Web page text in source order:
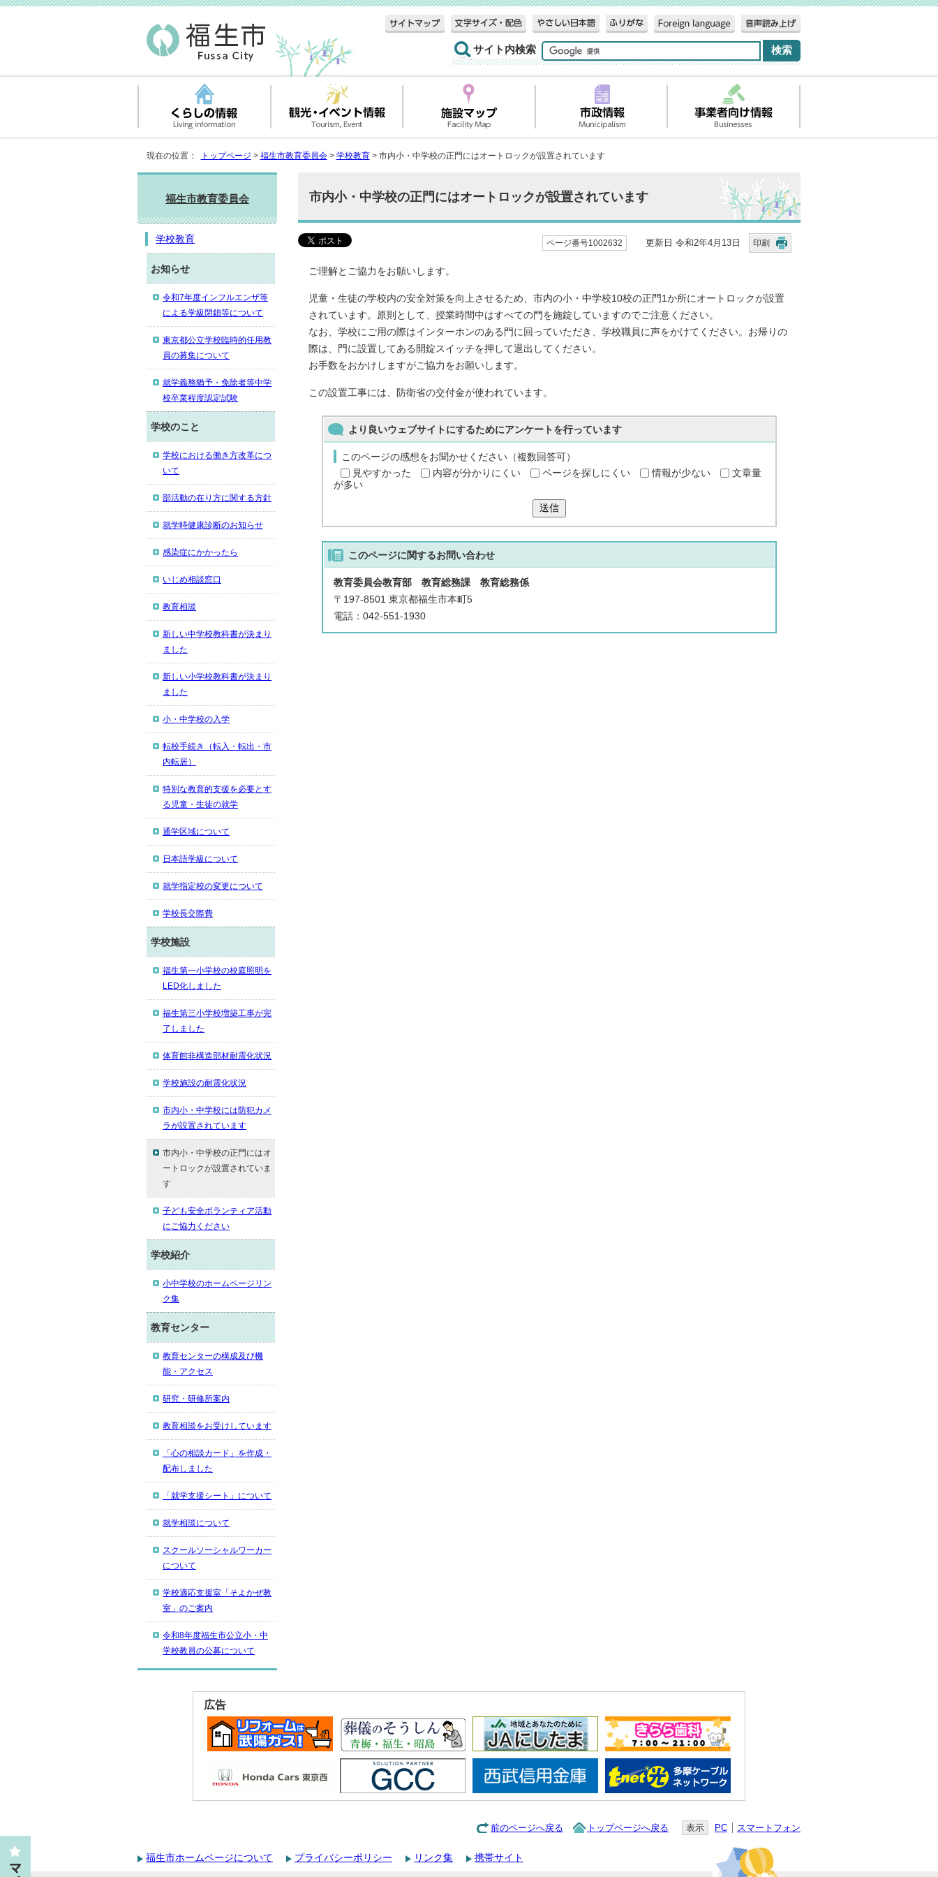
サイト内検索
現在の位置： トップページ > 福生市教育委員会> 学校教育> 市内小・中学校の正門にはオートロックが設置されています
市内小・中学校の正門にはオートロックが設置されています
ページ番号1002632 更新日 令和2年4月13日 印刷
ご理解とご協力をお願いします。
児童・生徒の学校内の安全対策を向上させるため、市内の小・中学校10校の正門1か所にオートロックが設置
されています。原則として、授業時間中はすべての門を施錠していますのでご注意ください。
なお、学校にご用の際はインターホンのある門に回っていただき、学校職員に声をかけてください。お帰りの
際は、門に設置してある開錠スイッチを押して退出してください。
お手数をおかけしますがご協力をお願いします。
この設置工事には、防衛省の交付金が使われています。
より良いウェブサイトにするためにアンケートを行っています
このページの感想をお聞かせください（複数回答可）
見やすかった
内容が分かりにくい ページを探しにくい 情報が少ない
文章量
が多い
送信
このページに関するお問い合わせ
教育委員会教育部 教育総務課 教育総務係
〒197-8501 東京都福生市本町5
電話：042-551-1930
福生市教育委員会
学校教育
お知らせ
令和7年度インフルエンザ等
による学級閉鎖等について
東京都公立学校臨時的任用教
員の募集について
就学義務猶予・免除者等中学
校卒業程度認定試験
学校のこと
学校における働き方改革につ
いて
部活動の在り方に関する方針
就学時健康診断のお知らせ
感染症にかかったら
いじめ相談窓口
教育相談
新しい中学校教科書が決まり
ました
新しい小学校教科書が決まり
ました
小・中学校の入学
転校手続き（転入・転出・市
内転居）
特別な教育的支援を必要とす
る児童・生徒の就学
通学区域について
日本語学級について
就学指定校の変更について
学校長交際費
学校施設
福生第一小学校の校庭照明を
LED化しました
福生第三小学校増築工事が完
了しました
体育館非構造部材耐震化状況
学校施設の耐震化状況
市内小・中学校には防犯カメ
ラが設置されています
市内小・中学校の正門にはオ
ートロックが設置されていま
す
子ども安全ボランティア活動
にご協力ください
学校紹介
小中学校のホームページリン
ク集
教育センター
教育センターの構成及び機
能・アクセス
研究・研修所案内
教育相談をお受けしています
「心の相談カード」を作成・
配布しました
「就学支援シート」について
就学相談について
スクールソーシャルワーカー
について
学校適応支援室「そよかぜ教
室」のご案内
令和8年度福生市公立小・中
学校教員の公募について
広告
前のページへ戻る トップページへ戻る 表示 PC スマートフォン
福生市ホームページについて プライバシーポリシー リンク集 携帯サイト